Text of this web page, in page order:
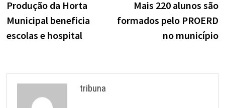
de
Post
post:
Produção da Horta
Municipal beneficia
escolas e hospital
Mais 220 alunos são
formados pelo PROERD
no município
tribuna